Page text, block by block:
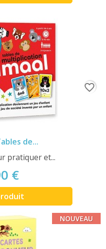
de...
pratiquer et...
€
favorite_border
NOUVEAU